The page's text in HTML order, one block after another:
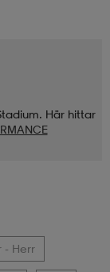
Här hittar
- Herr